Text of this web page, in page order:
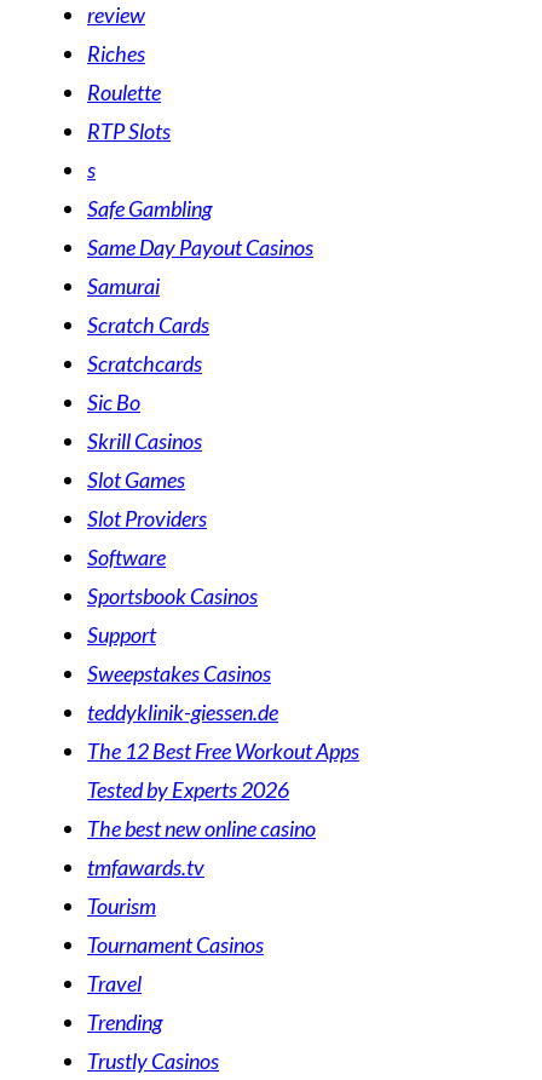
review
Riches
Roulette
RTP Slots
s
Safe Gambling
Same Day Payout Casinos
Samurai
Scratch Cards
Scratchcards
Sic Bo
Skrill Casinos
Slot Games
Slot Providers
Software
Sportsbook Casinos
Support
Sweepstakes Casinos
teddyklinik-giessen.de
The 12 Best Free Workout Apps
Tested by Experts 2026
The best new online casino
tmfawards.tv
Tourism
Tournament Casinos
Travel
Trending
Trustly Casinos